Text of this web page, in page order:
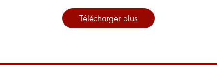
Télécharger plus